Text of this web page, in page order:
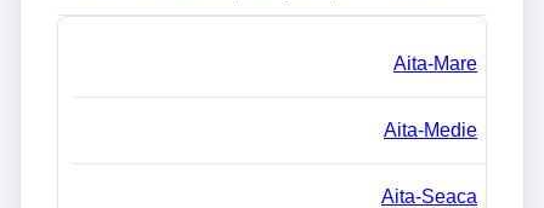
Aita-Mare
Aita-Medie
Aita-Seaca